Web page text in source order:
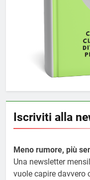
Iscriviti alla
Meno rumore, più
Una newsletter
vuole capire davvero